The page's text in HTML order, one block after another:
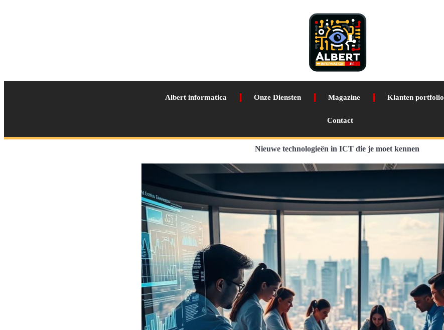
Albert informatica Onze Diensten Magazine Klanten portfolio
Contact
Nieuwe technologieën in ICT die je moet kennen